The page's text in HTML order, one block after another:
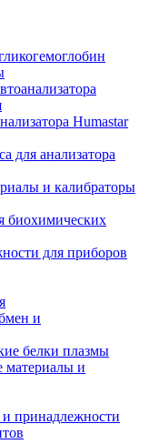
Humastar
для анализатора
и калибраторы
биохимических
для приборов
и
белки плазмы
материалы и
принадлежности